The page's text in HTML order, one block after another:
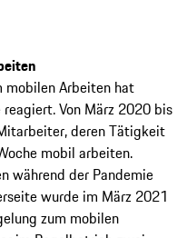
mobilen Arbeiten hat
Von März 2020 bis
­deren Tätigkeit
mobil arbeiten.
während der Pandemie
wurde im März 2021
zum mobilen